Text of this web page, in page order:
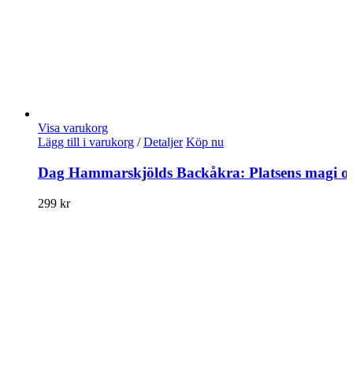
Visa varukorg
Lägg till i varukorg / Detaljer Köp nu
Dag Hammarskjölds Backåkra: Platsens magi
299 kr